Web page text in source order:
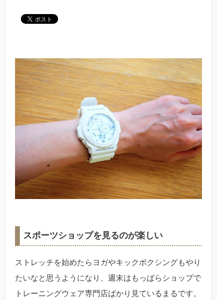
スポーツショップを見るのが楽しい
ストレッチを始めたらヨガやキックボクシングもやり
たいなと思うようになり、週末はもっぱらショップで
トレーニングウェア専門店ばかり見ているまるです。